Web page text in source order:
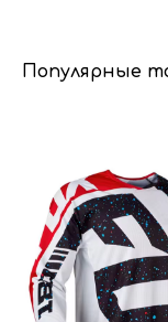
Популярные